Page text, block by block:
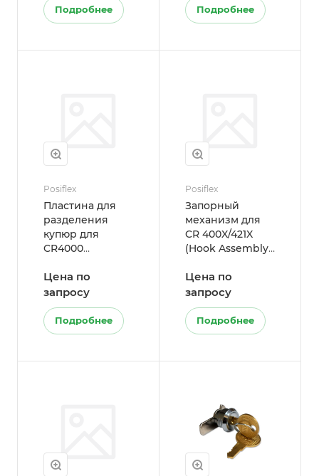
Подробнее Подробнее
Posiflex
Пластина для
разделения
купюр для
CR4000
Цена по
запросу
Подробнее
Posiflex
Запорный
механизм для
CR 400X/421X
(Hook Assembly
400X/421X)
Цена по
запросу
Подробнее